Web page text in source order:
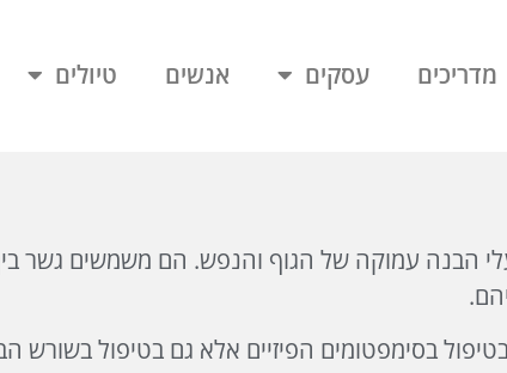
מדריכים עסקים אנשים טיולים
הבנה עמוקה של הגוף והנפש. הם משמשים גשר
בסימפטומים הפיזיים אלא גם בטיפול בשורש